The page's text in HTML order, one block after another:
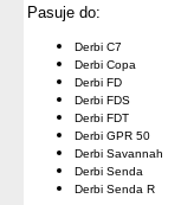
Pasuje do:
Derbi C7
Derbi Copa
Derbi FD
Derbi FDS
Derbi FDT
Derbi GPR 50
Derbi Savannah
Derbi Senda
Derbi Senda R